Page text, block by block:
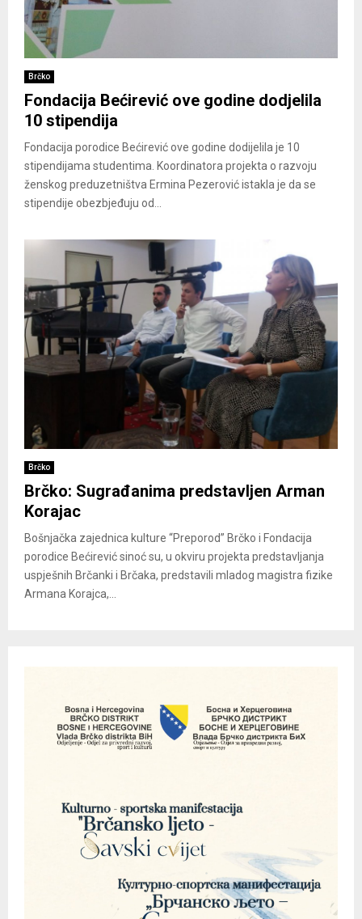
Brčko
Fondacija Bećirević ove godine dodjelila
10 stipendija
Fondacija porodice Bećirević ove godine dodijelila je 10
stipendijama studentima. Koordinatora projekta o razvoju
ženskog preduzetništva Ermina Pezerović istakla je da se
stipendije obezbjeđuju od...
Brčko
Brčko: Sugrađanima predstavljen Arman
Korajac
Bošnjačka zajednica kulture “Preporod” Brčko i Fondacija
porodice Bećirević sinoć su, u okviru projekta predstavljanja
uspješnih Brčanki i Brčaka, predstavili mladog magistra fizike
Armana Korajca,...